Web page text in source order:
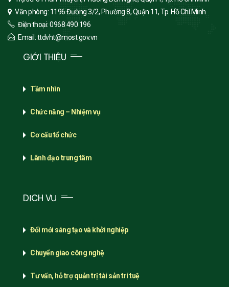
Văn phòng: 1196 Đường 3/2, Phường 8, Quận 11, Tp. Hồ Chí Minh
Điện thoại: 0968 490 196
Email: ttdvht@most.gov.vn
GIỚI THIỆU
Tầm nhìn
Chức năng – Nhiệm vụ
Cơ cấu tổ chức
Lãnh đạo trung tâm
DỊCH VỤ
Đổi mới sáng tạo và khởi nghiệp
Chuyển giao công nghệ
Tư vấn, hỗ trợ quản trị tài sản trí tuệ